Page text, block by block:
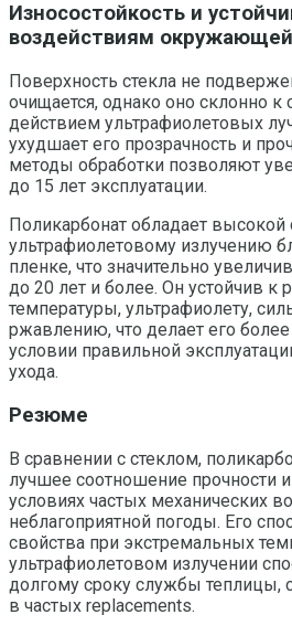
Износостойкость и
воздействиям
Поверхность стекла не
очищается, однако оно склонно к
действием ультрафиолетовых
ухудшает его прозрачность и
методы обработки позволяют
до 15 лет эксплуатации.
Поликарбонат обладает высокой
ультрафиолетовому излучению
пленке, что значительно
до 20 лет и более. Он устойчив к
температуры, ультрафиолету,
ржавлению, что делает его
условии правильной
ухода.
Резюме
В сравнении с стеклом,
лучшее соотношение прочности
условиях частых механических
неблагоприятной погоды. Его
свойства при экстремальных
ультрафиолетовом излучении
долгому сроку службы теплицы,
в частых replacements.